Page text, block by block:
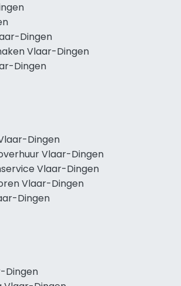
Dingen
Vlaar-Dingen
Dingen
Dingen
Vlaar-Dingen
Vlaar-Dingen
Vlaar-Dingen
Dingen
Dingen